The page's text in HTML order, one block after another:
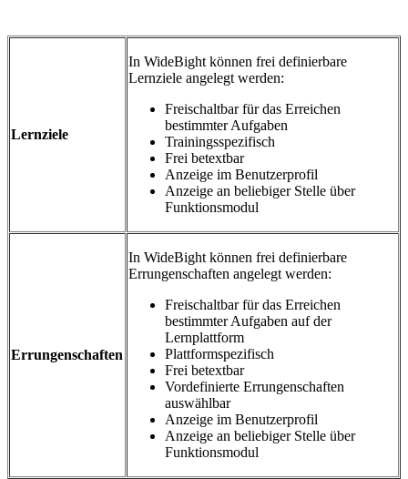
Lernziele
In WideBight können frei definierbare
Lernziele angelegt werden:
Freischaltbar für das Erreichen
bestimmter Aufgaben
Trainingsspezifisch
Frei betextbar
Anzeige im Benutzerprofil
Anzeige an beliebiger Stelle über
Funktionsmodul
Errungenschaften
In WideBight können frei definierbare
Errungenschaften angelegt werden:
Freischaltbar für das Erreichen
bestimmter Aufgaben auf der
Lernplattform
Plattformspezifisch
Frei betextbar
Vordefinierte Errungenschaften
auswählbar
Anzeige im Benutzerprofil
Anzeige an beliebiger Stelle über
Funktionsmodul